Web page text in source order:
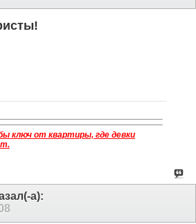
ключ от квартиры, где девки
а):